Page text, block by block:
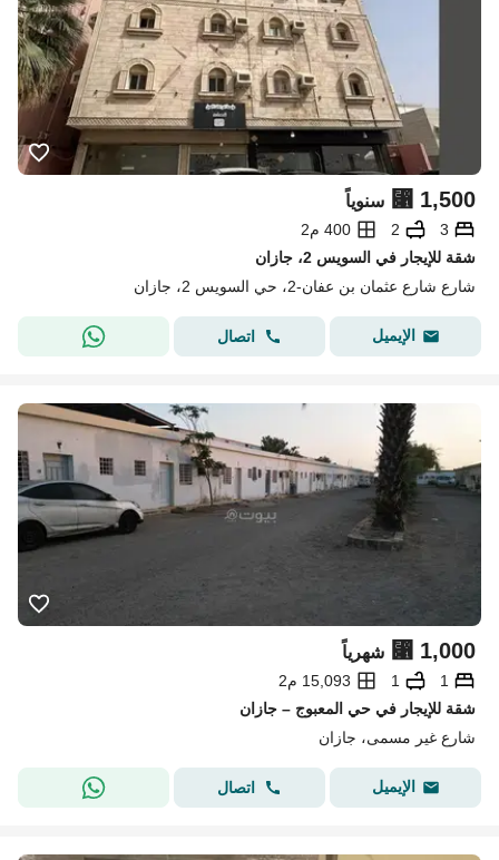
⃁ 1,500 سنوياً
3
2
400 م2
شقة للإيجار في السويس 2، جازان
شارع شارع عثمان بن عفان-2، حي السويس 2، جازان
الإيميل اتصال
⃁ 1,000 شهرياً
1
1
15,093 م2
شقة للإيجار في حي المعبوج – جازان
شارع غير مسمى، جازان
الإيميل اتصال